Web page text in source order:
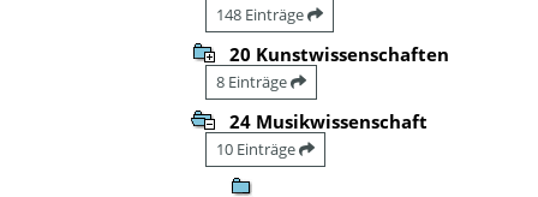
148 Einträge
20 Kunstwissenschaften
8 Einträge
24 Musikwissenschaft
10 Einträge